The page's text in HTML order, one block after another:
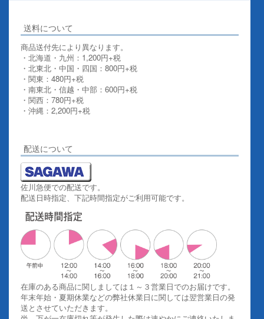
送料について
商品送付先により異なります。
・北海道・九州：1,200円+税
・北東北・中国・四国：800円+税
・関東：480円+税
・南東北・信越・中部：600円+税
・関西：780円+税
・沖縄：2,200円+税
配送について
佐川急便での配送です。
配送日時指定、下記時間指定がご利用可能です。
在庫のある商品に関しましては１～３営業日でのお届けです。
年末年始・夏期休業などの弊社休業日に関しては翌営業日の発
送とさせていただきます。